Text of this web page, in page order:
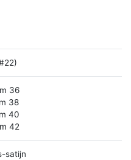
36
38
40
42
satijn